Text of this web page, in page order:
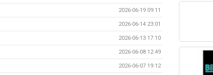
2026-06-19 09:11
2026-06-14 23:01
2026-06-13 17:10
2026-06-08 12:49
2026-06-07 19:12